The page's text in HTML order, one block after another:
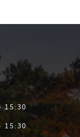
15:30
15:30